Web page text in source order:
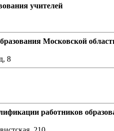
учителей
Московской
8
работников